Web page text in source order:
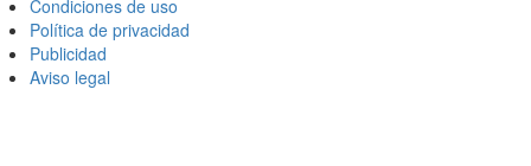
Condiciones de uso
Política de privacidad
Publicidad
Aviso legal